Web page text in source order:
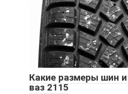
Какие размеры шин
ваз 2115